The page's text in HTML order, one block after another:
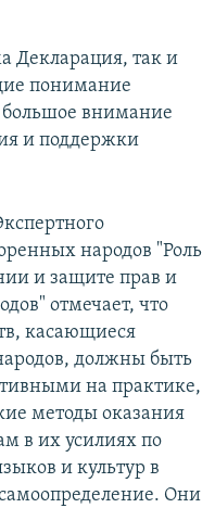
Декларация, так и
понимание
внимание
и поддержки
народов "Роль
и защите прав и
отмечает, что
касающиеся
должны быть
на практике,
методы оказания
в их усилиях по
и культур в
Они